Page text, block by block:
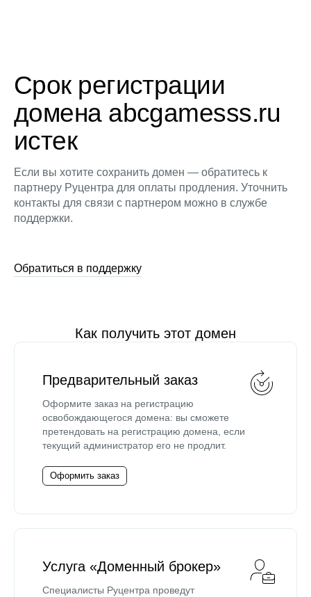
Срок регистрации
домена abcgamesss.ru
истек
Если вы хотите сохранить домен — обратитесь к
партнеру Руцентра для оплаты продления. Уточнить
контакты для связи с партнером можно в службе
поддержки.
Обратиться в поддержку
Как получить этот домен
Предварительный заказ
Оформите заказ на регистрацию
освобождающегося домена: вы сможете
претендовать на регистрацию домена, если
текущий администратор его не продлит.
Оформить заказ
Услуга «Доменный брокер»
Специалисты Руцентра проведут